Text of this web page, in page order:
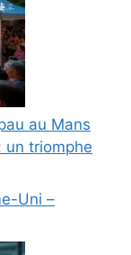
au Mans
triomphe
Uni –